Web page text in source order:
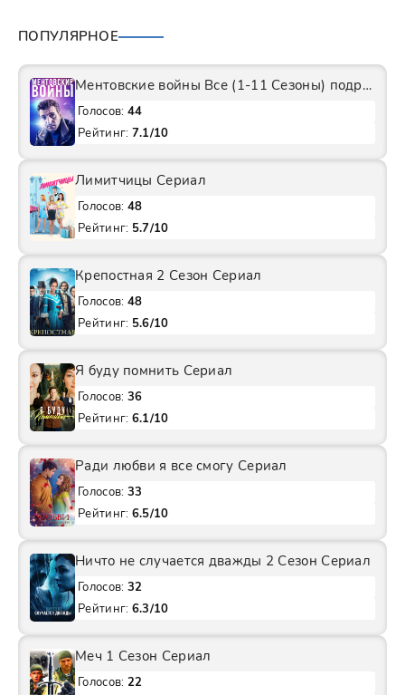
ПОПУЛЯРНОЕ
Ментовские войны Все (1-11 Сезоны) подряд Сериал
Голосов: 44
Рейтинг: 7.1/10
Лимитчицы Сериал
Голосов: 48
Рейтинг: 5.7/10
Крепостная 2 Сезон Сериал
Голосов: 48
Рейтинг: 5.6/10
Я буду помнить Сериал
Голосов: 36
Рейтинг: 6.1/10
Ради любви я все смогу Сериал
Голосов: 33
Рейтинг: 6.5/10
Ничто не случается дважды 2 Сезон Сериал
Голосов: 32
Рейтинг: 6.3/10
Меч 1 Сезон Сериал
Голосов: 22